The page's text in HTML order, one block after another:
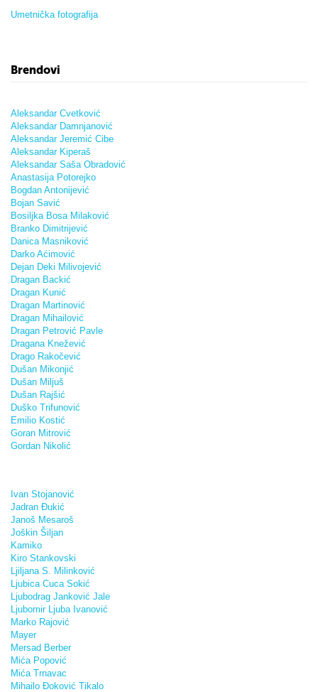
Umetnička fotografija
Brendovi
Aleksandar Cvetković
Aleksandar Damnjanović
Aleksandar Jeremić Cibe
Aleksandar Kiperaš
Aleksandar Saša Obradović
Anastasija Potorejko
Bogdan Antonijević
Bojan Savić
Bosiljka Bosa Milaković
Branko Dimitrijević
Danica Masniković
Darko Aćimović
Dejan Deki Milivojević
Dragan Backić
Dragan Kunić
Dragan Martinović
Dragan Mihailović
Dragan Petrović Pavle
Dragana Knežević
Drago Rakočević
Dušan Mikonjić
Dušan Miljuš
Dušan Rajšić
Duško Trifunović
Emilio Kostić
Goran Mitrović
Gordan Nikolić
Ivan Stojanović
Jadran Đukić
Janoš Mesaroš
Joškin Šiljan
Kamiko
Kiro Stankovski
Ljiljana S. Milinković
Ljubica Cuca Sokić
Ljubodrag Janković Jale
Ljubomir Ljuba Ivanović
Marko Rajović
Mayer
Mersad Berber
Mića Popović
Mića Trnavac
Mihailo Đoković Tikalo